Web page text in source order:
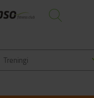
Treningi